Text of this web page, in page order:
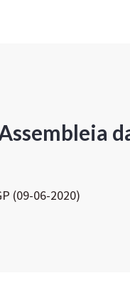
(09-06-2020)